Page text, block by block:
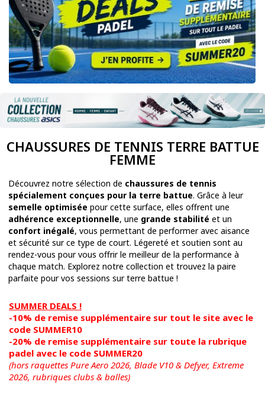
CHAUSSURES DE TENNIS TERRE BATTUE
FEMME
Découvrez notre sélection de chaussures de tennis
spécialement conçues pour la terre battue. Grâce à leur
semelle optimisée pour cette surface, elles offrent une
adhérence exceptionnelle, une grande stabilité et un
confort inégalé, vous permettant de performer avec aisance
et sécurité sur ce type de court. Légereté et soutien sont au
rendez-vous pour vous offrir le meilleur de la performance à
chaque match. Explorez notre collection et trouvez la paire
parfaite pour vos sessions sur terre battue !
SUMMER DEALS !
-10% de remise supplémentaire sur tout le site avec le
code SUMMER10
-20% de remise supplémentaire sur toute la rubrique
padel avec le code SUMMER20
(hors raquettes Pure Aero 2026, Blade V10 & Defyer, Extreme
2026, rubriques clubs & balles)